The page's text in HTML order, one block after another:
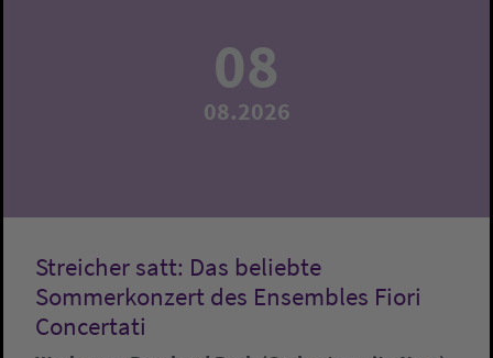
08
08.2026
Streicher satt: Das beliebte
Sommerkonzert des Ensembles Fiori
Concertati